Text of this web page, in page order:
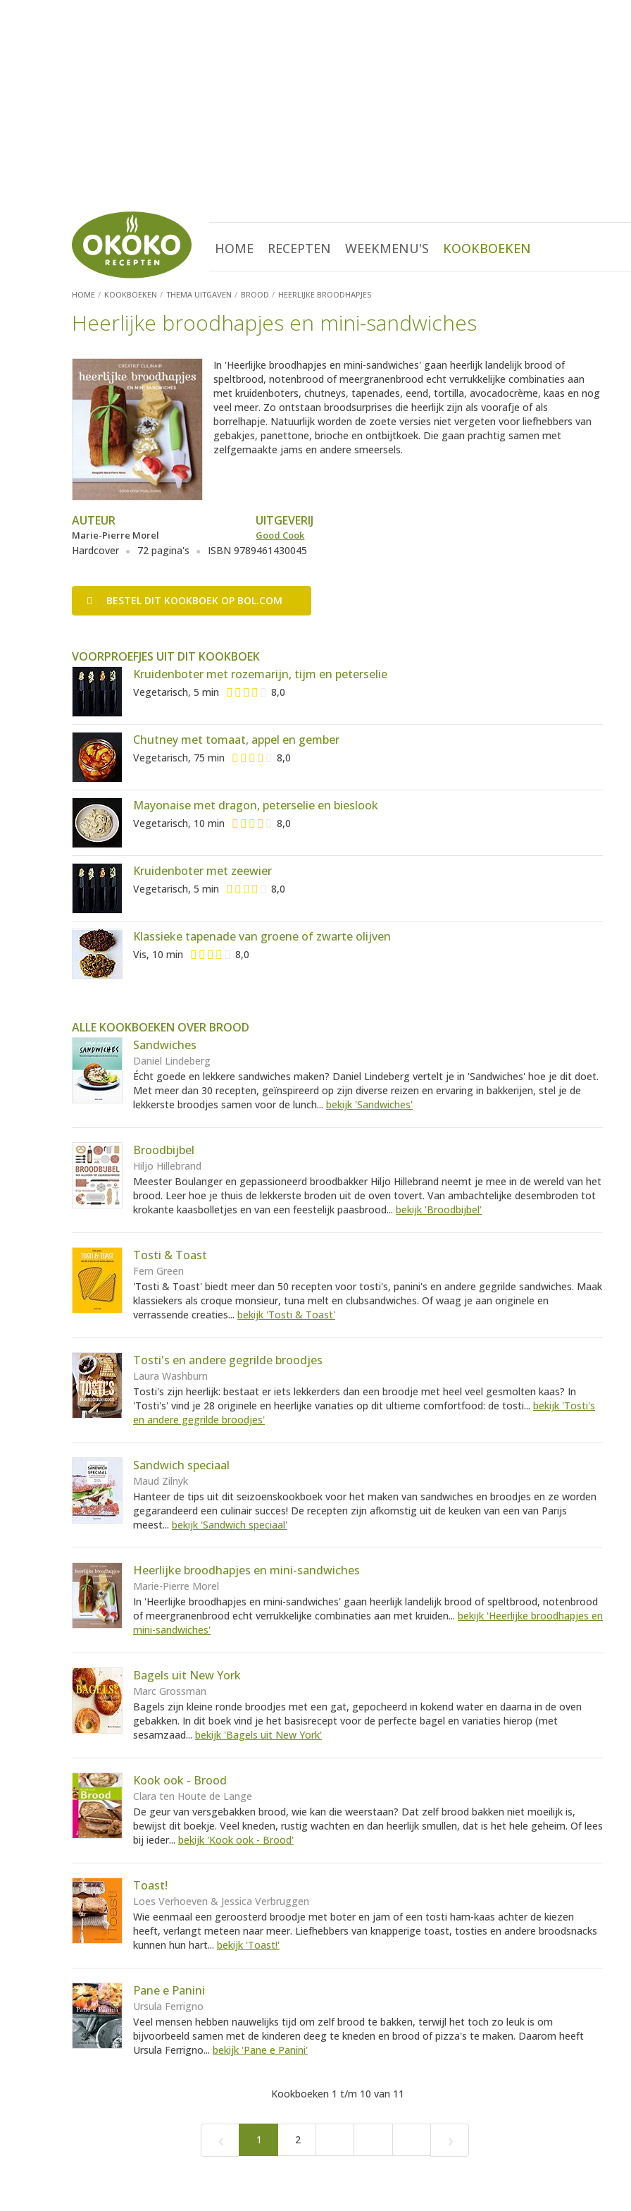
HOME RECEPTEN WEEKMENU'S KOOKBOEKEN
HOME KOOKBOEKEN THEMA UITGAVEN BROOD HEERLIJKE BROODHAPJES
Heerlijke broodhapjes en mini-sandwiches
In 'Heerlijke broodhapjes en mini-sandwiches' gaan heerlijk landelijk brood of
speltbrood, notenbrood of meergranenbrood echt verrukkelijke combinaties aan
met kruidenboters, chutneys, tapenades, eend, tortilla, avocadocrème, kaas en nog
veel meer. Zo ontstaan broodsurprises die heerlijk zijn als voorafje of als
borrelhapje. Natuurlijk worden de zoete versies niet vergeten voor liefhebbers van
gebakjes, panettone, brioche en ontbijtkoek. Die gaan prachtig samen met
zelfgemaakte jams en andere smeersels.
AUTEUR
Marie-Pierre Morel
UITGEVERIJ
Good Cook
Hardcover 72 pagina's ISBN 9789461430045
BESTEL DIT KOOKBOEK OP BOL.COM
VOORPROEFJES UIT DIT KOOKBOEK
Kruidenboter met rozemarijn, tijm en peterselie
Vegetarisch, 5 min 8,0
Chutney met tomaat, appel en gember
Vegetarisch, 75 min 8,0
Mayonaise met dragon, peterselie en bieslook
Vegetarisch, 10 min 8,0
Kruidenboter met zeewier
Vegetarisch, 5 min 8,0
Klassieke tapenade van groene of zwarte olijven
Vis, 10 min 8,0
ALLE KOOKBOEKEN OVER BROOD
Sandwiches
Daniel Lindeberg
Écht goede en lekkere sandwiches maken? Daniel Lindeberg vertelt je in 'Sandwiches' hoe je dit doet.
Met meer dan 30 recepten, geïnspireerd op zijn diverse reizen en ervaring in bakkerijen, stel je de
lekkerste broodjes samen voor de lunch... bekijk 'Sandwiches'
Broodbijbel
Hiljo Hillebrand
Meester Boulanger en gepassioneerd broodbakker Hiljo Hillebrand neemt je mee in de wereld van het
brood. Leer hoe je thuis de lekkerste broden uit de oven tovert. Van ambachtelijke desembroden tot
krokante kaasbolletjes en van een feestelijk paasbrood... bekijk 'Broodbijbel'
Tosti & Toast
Fern Green
'Tosti & Toast' biedt meer dan 50 recepten voor tosti's, panini's en andere gegrilde sandwiches. Maak
klassiekers als croque monsieur, tuna melt en clubsandwiches. Of waag je aan originele en
verrassende creaties... bekijk 'Tosti & Toast'
Tosti's en andere gegrilde broodjes
Laura Washburn
Tosti's zijn heerlijk: bestaat er iets lekkerders dan een broodje met heel veel gesmolten kaas? In
'Tosti's' vind je 28 originele en heerlijke variaties op dit ultieme comfortfood: de tosti... bekijk 'Tosti's
en andere gegrilde broodjes'
Sandwich speciaal
Maud Zilnyk
Hanteer de tips uit dit seizoenskookboek voor het maken van sandwiches en broodjes en ze worden
gegarandeerd een culinair succes! De recepten zijn afkomstig uit de keuken van een van Parijs
meest... bekijk 'Sandwich speciaal'
Heerlijke broodhapjes en mini-sandwiches
Marie-Pierre Morel
In 'Heerlijke broodhapjes en mini-sandwiches' gaan heerlijk landelijk brood of speltbrood, notenbrood
of meergranenbrood echt verrukkelijke combinaties aan met kruiden... bekijk 'Heerlijke broodhapjes en
mini-sandwiches'
Bagels uit New York
Marc Grossman
Bagels zijn kleine ronde broodjes met een gat, gepocheerd in kokend water en daarna in de oven
gebakken. In dit boek vind je het basisrecept voor de perfecte bagel en variaties hierop (met
sesamzaad... bekijk 'Bagels uit New York'
Kook ook - Brood
Clara ten Houte de Lange
De geur van versgebakken brood, wie kan die weerstaan? Dat zelf brood bakken niet moeilijk is,
bewijst dit boekje. Veel kneden, rustig wachten en dan heerlijk smullen, dat is het hele geheim. Of lees
bij ieder... bekijk 'Kook ook - Brood'
Toast!
Loes Verhoeven & Jessica Verbruggen
Wie eenmaal een geroosterd broodje met boter en jam of een tosti ham-kaas achter de kiezen
heeft, verlangt meteen naar meer. Liefhebbers van knapperige toast, tosties en andere broodsnacks
kunnen hun hart... bekijk 'Toast!'
Pane e Panini
Ursula Ferrigno
Veel mensen hebben nauwelijks tijd om zelf brood te bakken, terwijl het toch zo leuk is om
bijvoorbeeld samen met de kinderen deeg te kneden en brood of pizza's te maken. Daarom heeft
Ursula Ferrigno... bekijk 'Pane e Panini'
Kookboeken 1 t/m 10 van 11
‹ 1 2 ›